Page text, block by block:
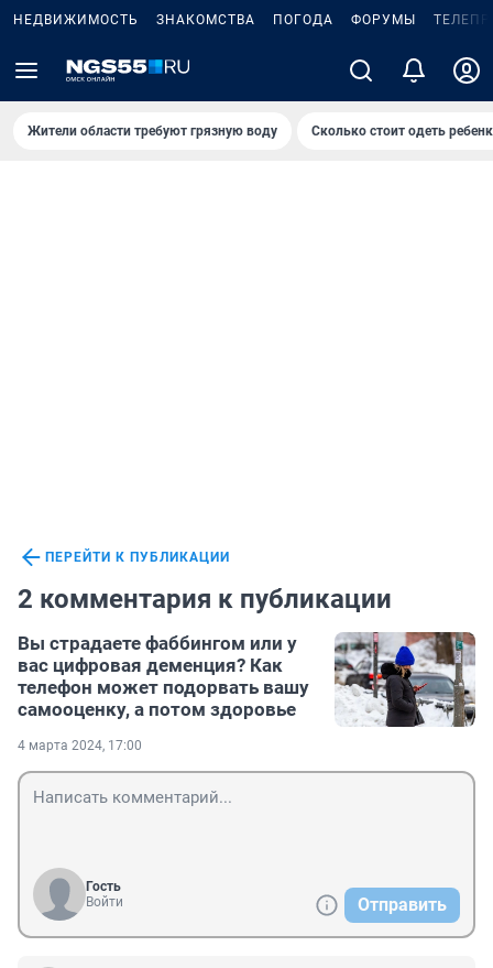
НЕДВИЖИМОСТЬ ЗНАКОМСТВА ПОГОДА ФОРУМЫ
Жители области требуют грязную воду Сколько стоит одеть
ПЕРЕЙТИ К ПУБЛИКАЦИИ
2 комментария к публикации
Вы страдаете фаббингом или у
вас цифровая деменция? Как
телефон может подорвать вашу
самооценку, а потом здоровье
4 марта 2024, 17:00
Гость
Войти
Отправить